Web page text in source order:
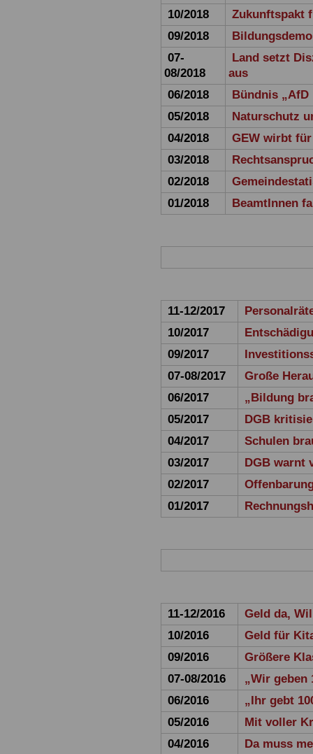
10/2018
Zukunftspakt
09/2018
07-
08/2018
Land setzt
aus
06/2018
Bündnis
05/2018
Naturschutz
04/2018
GEW wirbt
03/2018
02/2018
01/2018
BeamtInnen
11-12/2017
10/2017
09/2017
07-08/2017
Große
06/2017
„Bildung
05/2017
DGB
04/2017
Schulen
03/2017
DGB warnt
02/2017
01/2017
11-12/2016
Geld da,
10/2016
Geld für
09/2016
Größere
07-08/2016
„Wir geben
06/2016
„Ihr gebt
05/2016
Mit voller
04/2016
Da muss